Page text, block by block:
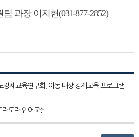
과장 이지현(031-877-2852)
경제교육연구회, 아동 대상 경제교육 프로그램
란도란 언어교실